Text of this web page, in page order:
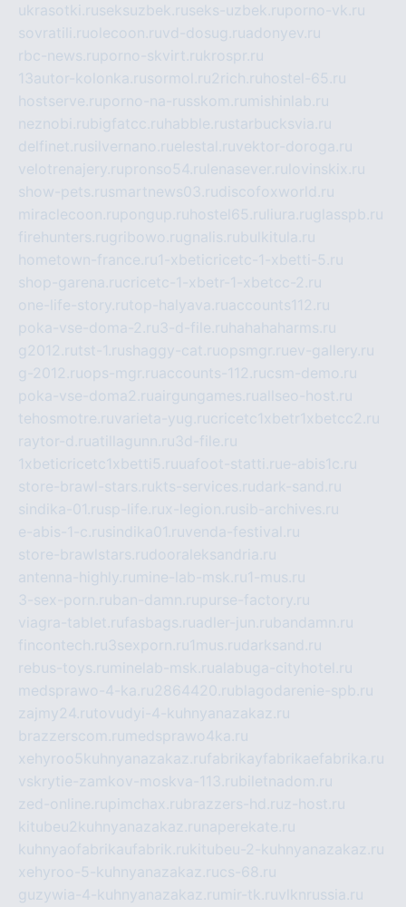
ukrasotki.ruseksuzbek.ruseks-uzbek.ruporno-vk.ru
sovratili.ruolecoon.ruvd-dosug.ruadonyev.ru
rbc-news.ruporno-skvirt.rukrospr.ru
13autor-kolonka.rusormol.ru2rich.ru hostel-65.ru
hostserve.ruporno-na-russkom.ru mishinlab.ru
neznobi.rubigfatcc.ru habble.rustarbucksvia.ru
delfinet.rusilvernano.ruelestal.ruvektor-doroga.ru
velotrenajery.rupronso54.ru lenasever.ru lovinskix.ru
show-pets.rusmartnews03.rudiscofoxworld.ru
miraclecoon.rupongup.ru hostel65.ru liura.ruglasspb.ru
firehunters.rugribowo.rugnalis.rubulkitula.ru
hometown-france.ru1-xbeticricetc-1-xbetti-5.ru
shop-garena.rucricetc-1-xbetr-1-xbetcc-2.ru
one-life-story.rutop-halyava.ruaccounts112.ru
poka-vse-doma-2.ru3-d-file.ru hahahaharms.ru
g2012.rutst-1.rushaggy-cat.ruopsmgr.ruev-gallery.ru
g-2012.ruops-mgr.ruaccounts-112.rucsm-demo.ru
poka-vse-doma2.ruairgungames.ruallseo-host.ru
tehosmotre.ruvarieta-yug.rucricetc1xbetr1xbetcc2.ru
raytor-d.ruatillagunn.ru3d-file.ru
1xbeticricetc1xbetti5.ruuafoot-statti.rue-abis1c.ru
store-brawl-stars.rukts-services.rudark-sand.ru
sindika-01.rusp-life.rux-legion.rusib-archives.ru
e-abis-1-c.rusindika01.ruvenda-festival.ru
store-brawlstars.rudooraleksandria.ru
antenna-highly.ru mine-lab-msk.ru1-mus.ru
3-sex-porn.ruban-damn.rupurse-factory.ru
viagra-tablet.rufasbags.ruadler-jun.rubandamn.ru
fincontech.ru3sexporn.ru1mus.rudarksand.ru
rebus-toys.ru minelab-msk.rualabuga-cityhotel.ru
medsprawo-4-ka.ru2864420.rublagodarenie-spb.ru
zajmy24.rutovudyi-4-kuhnyanazakaz.ru
brazzerscom.ru medsprawo4ka.ru
xehyroo5kuhnyanazakaz.rufabrikayfabrikaefabrika.ru
vskrytie-zamkov-moskva-113.rubiletnadom.ru
zed-online.rupimchax.rubrazzers-hd.ruz-host.ru
kitubeu2kuhnyanazakaz.ru naperekate.ru
kuhnyaofabrikaufabrik.rukitubeu-2-kuhnyanazakaz.ru
xehyroo-5-kuhnyanazakaz.rucs-68.ru
guzywia-4-kuhnyanazakaz.ru mir-tk.ruvlknrussia.ru